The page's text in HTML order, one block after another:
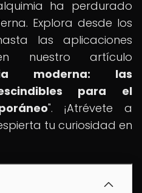
ha perdurado
Explora desde los
las aplicaciones
nuestro artículo
moderna: las
para el
". ¡Atrévete a
tu curiosidad en